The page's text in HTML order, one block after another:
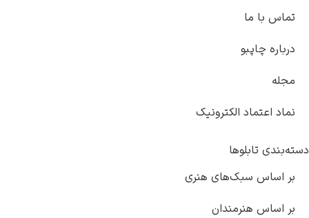
با ما
چاپبو
اعتماد الکترونیک
تابلوها
اساس سبک‌های هنری
اساس هنرمندان